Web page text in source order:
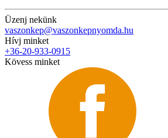
Üzenj nekünk
vaszonkep@vaszonkepnyomda.hu
Hívj minket
+36-20-933-0915
Kövess minket